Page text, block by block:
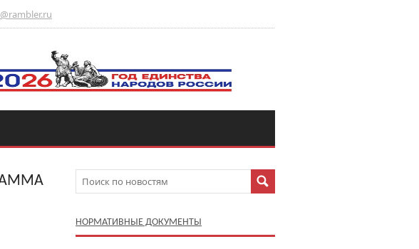
НОРМАТИВНЫЕ ДОКУМЕНТЫ